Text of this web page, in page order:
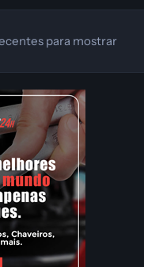
para mostrar